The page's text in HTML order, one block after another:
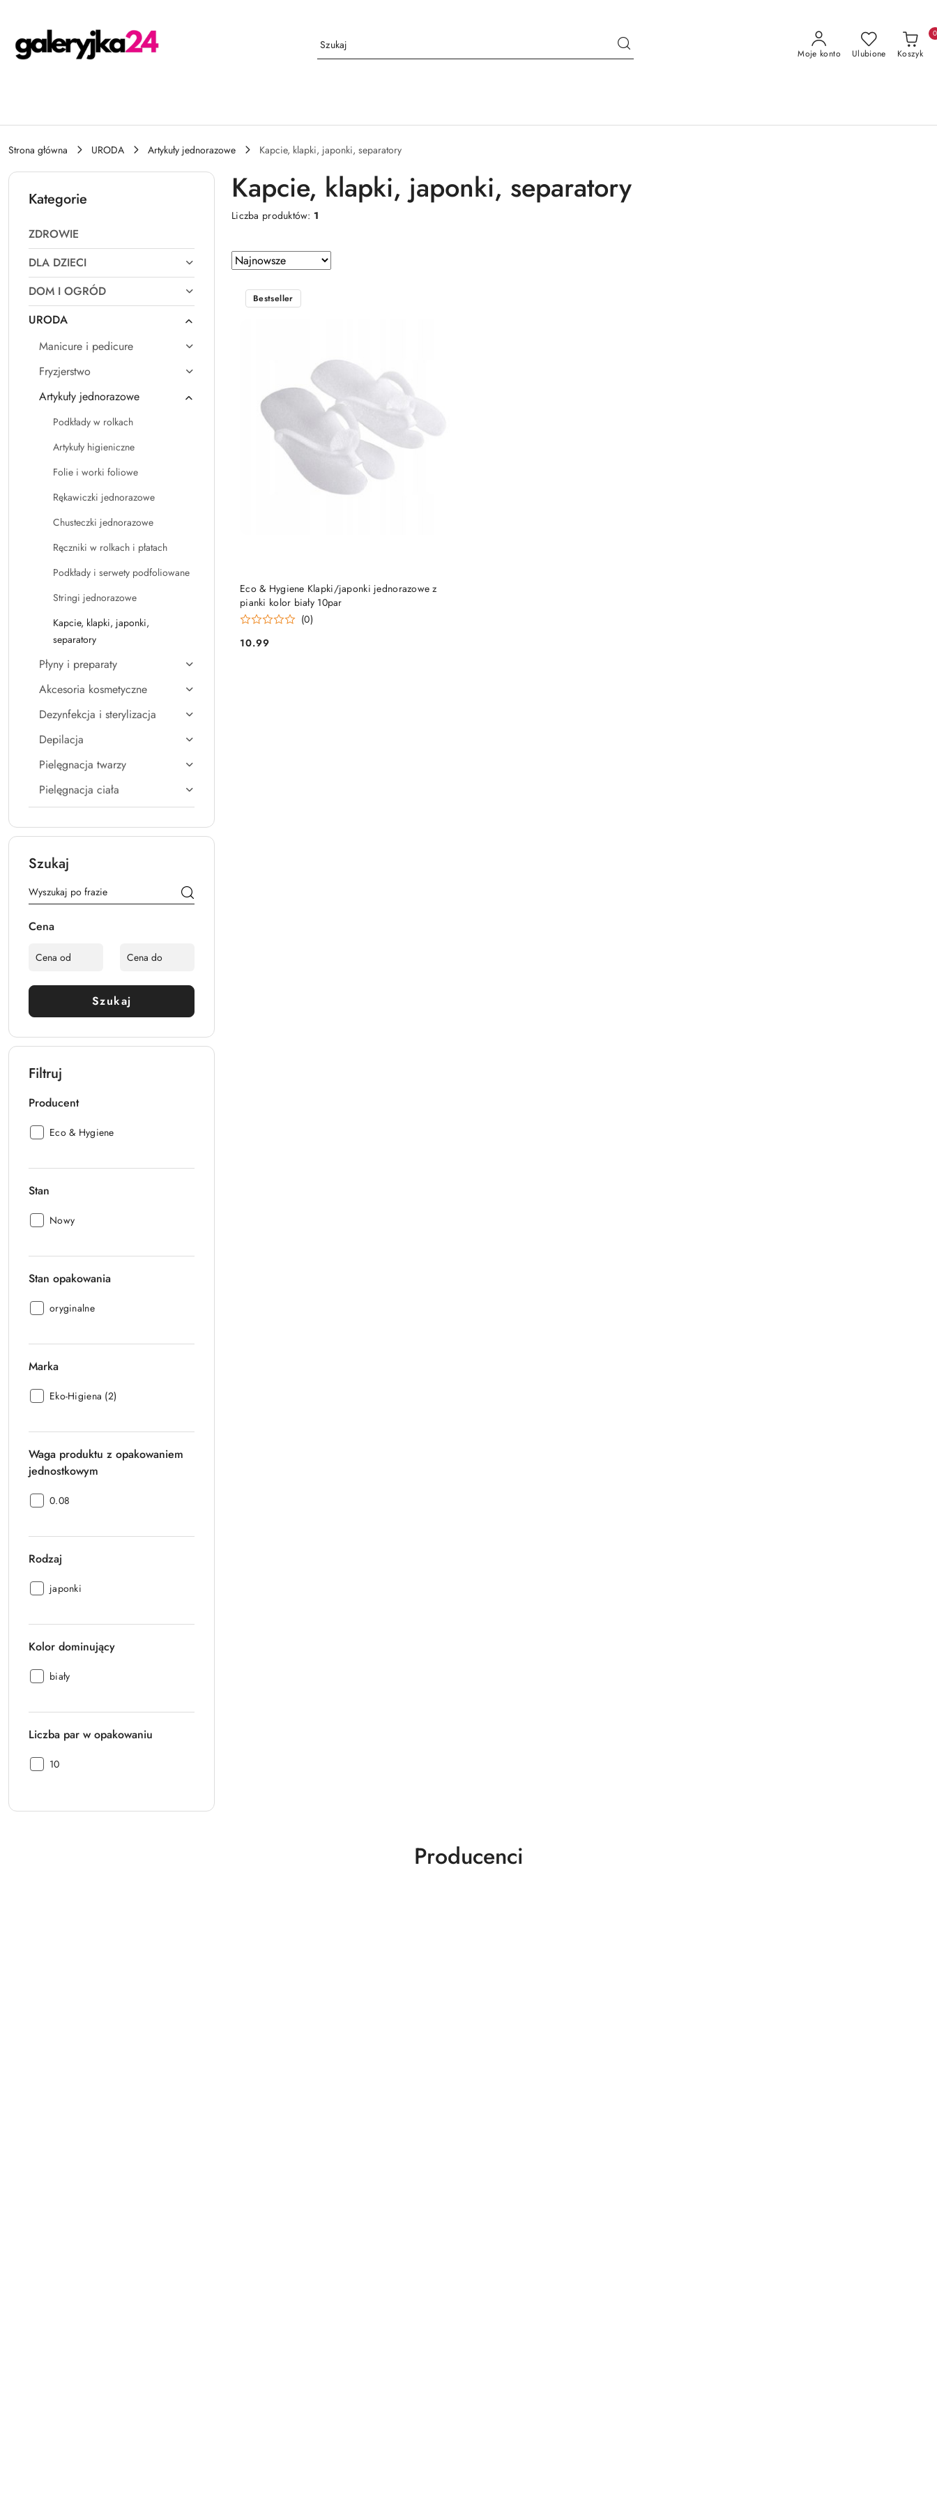
Moje konto Ulubione Koszyk
0
Strona główna URODA Artykuły jednorazowe Kapcie, klapki, japonki, separatory
Kategorie
ZDROWIE
DLA DZIECI
DOM I OGRÓD
URODA
Manicure i pedicure
Fryzjerstwo
Artykuły jednorazowe
Podkłady w rolkach
Artykuły higieniczne
Folie i worki foliowe
Rękawiczki jednorazowe
Chusteczki jednorazowe
Ręczniki w rolkach i płatach
Podkłady i serwety podfoliowane
Stringi jednorazowe
Kapcie, klapki, japonki,
separatory
Płyny i preparaty
Akcesoria kosmetyczne
Dezynfekcja i sterylizacja
Depilacja
Pielęgnacja twarzy
Pielęgnacja ciała
Szukaj
Cena
Szukaj
Filtruj
Producent
Producent:
Eco & Hygiene
Stan
Stan:
Nowy
Stan opakowania
Stan
oryginalne
Marka
Marka:
Eko-Higiena (2)
Waga produktu z opakowaniem
jednostkowym
Waga
jednostkowym:
0.08
Rodzaj
Rodzaj:
japonki
Kolor dominujący
Kolor
biały
Liczba par w opakowaniu
Liczba
opakowaniu:
10
Kapcie, klapki, japonki, separatory
Liczba produktów: 1
Zastosowano
sortowanie:
Najnowsze.
Sortuj
według
Eco & Hygiene Klapki/japonki jednorazowe z
pianki kolor biały 10par
(0)
Cena:
10.99
Bestseller
DO KOSZYKA
Producenci